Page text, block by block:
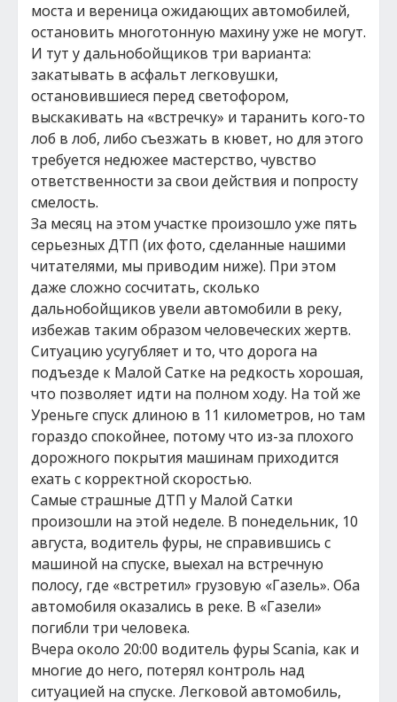
моста и вереница ожидающих автомобилей,
остановить многотонную махину уже не могут.
И тут у дальнобойщиков три варианта:
закатывать в асфальт легковушки,
остановившиеся перед светофором,
выскакивать на «встречку» и таранить кого-то
лоб в лоб, либо съезжать в кювет, но для этого
требуется недюжее мастерство, чувство
ответственности за свои действия и попросту
смелость.
За месяц на этом участке произошло уже пять
серьезных ДТП (их фото, сделанные нашими
читателями, мы приводим ниже). При этом
даже сложно сосчитать, сколько
дальнобойщиков увели автомобили в реку,
избежав таким образом человеческих жертв.
Ситуацию усугубляет и то, что дорога на
подъезде к Малой Сатке на редкость хорошая,
что позволяет идти на полном ходу. На той же
Уреньге спуск длиною в 11 километров, но там
гораздо спокойнее, потому что из-за плохого
дорожного покрытия машинам приходится
ехать с корректной скоростью.
Самые страшные ДТП у Малой Сатки
произошли на этой неделе. В понедельник, 10
августа, водитель фуры, не справившись с
машиной на спуске, выехал на встречную
полосу, где «встретил» грузовую «Газель». Оба
автомобиля оказались в реке. В «Газели»
погибли три человека.
Вчера около 20:00 водитель фуры Scania, как и
многие до него, потерял контроль над
ситуацией на спуске. Легковой автомобиль,